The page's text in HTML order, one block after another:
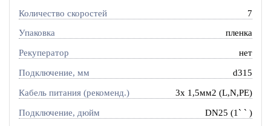
Количество скоростей 7
Упаковка пленка
Рекуператор нет
Подключение, мм d315
Кабель питания (рекоменд.) 3х 1,5мм2 (L,N,PE)
Подключение, дюйм DN25 (1` ` )